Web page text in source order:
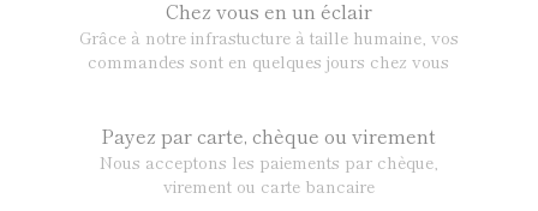
Chez vous en un éclair
Grâce à notre infrastucture à taille humaine, vos
commandes sont en quelques jours chez vous
Payez par carte, chèque ou virement
Nous acceptons les paiements par chèque,
virement ou carte bancaire